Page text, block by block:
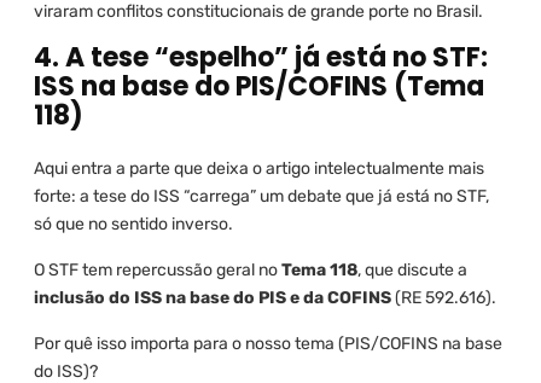
viraram conflitos constitucionais de grande porte no Brasil.
4. A tese “espelho” já está no STF:
ISS na base do PIS/COFINS (Tema
118)
Aqui entra a parte que deixa o artigo intelectualmente mais
forte: a tese do ISS “carrega” um debate que já está no STF,
só que no sentido inverso.
O STF tem repercussão geral noTema 118, que discute a
inclusão do ISS na base do PIS e da COFINS(RE 592.616).
Por quê isso importa para o nosso tema (PIS/COFINS na base
do ISS)?